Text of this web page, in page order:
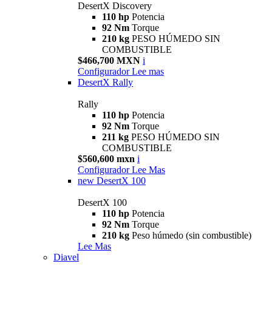
DesertX Discovery
110 hp Potencia
92 Nm Torque
210 kg PESO HÚMEDO SIN
COMBUSTIBLE
$466,700 MXN i
Configurador Lee mas
DesertX Rally
Rally
110 hp Potencia
92 Nm Torque
211 kg PESO HÚMEDO SIN
COMBUSTIBLE
$560,600 mxn i
Configurador Lee Mas
new DesertX 100
DesertX 100
110 hp Potencia
92 Nm Torque
210 kg Peso húmedo (sin combustible)
Lee Mas
Diavel